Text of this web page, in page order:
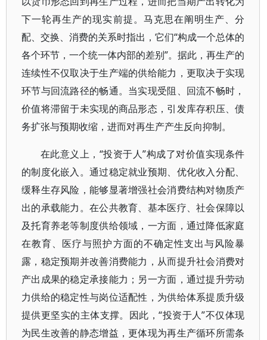
下一轮再生产的现实前提。马克思在阐明生产、分
配、交换、消费的关系时指出，它们“构成一个总体的
各个环节，一个统一体内部的差别”。据此，再生产的
连续性不仅取决于生产端的供给能力，更取决于实现
环节与回流路径的畅通。当实现受阻、回流不畅时，
价值将滞留于未实现的商品形态，引发库存积压、债
务扩张与预期收缩，进而对再生产产生反向抑制。
在此意义上，“投资于人”构成了对价值实现条件
的制度化嵌入。通过稳定就业预期、优化收入分配、
缓释生存风险，能够显著增强社会消费结构对物质产
出的承载能力。在公共教育、基本医疗、社会保障以
及托育养老等制度供给领域，一方面，通过降低家庭
在教育、医疗与照护方面的不确定性支出与风险暴
露，稳定预期并改善消费能力，从而提升社会消费对
产出成果的稳定承接能力；另一方面，通过提升劳动
力供给的稳定性与岗位适配性，为供给体系提质升级
提供更坚实的主体支撑。因此，“投资于人”不仅体现
为民生改善的静态增益，更体现为再生产循环所需条